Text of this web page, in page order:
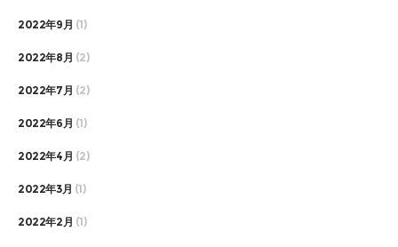
2022年9月 (1)
2022年8月 (2)
2022年7月 (2)
2022年6月 (1)
2022年4月 (2)
2022年3月 (1)
2022年2月 (1)